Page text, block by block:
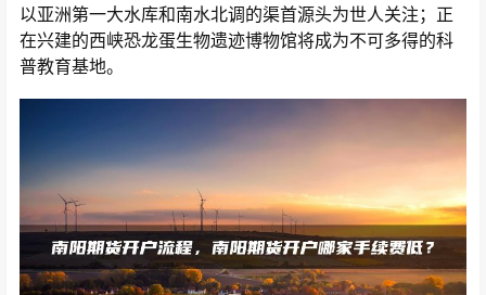
以亚洲第一大水库和南水北调的渠首源头为世人关注；正
在兴建的西峡恐龙蛋生物遗迹博物馆将成为不可多得的科
普教育基地。